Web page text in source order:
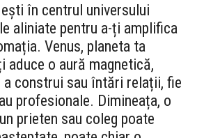
în centrul universului
aliniate pentru a-ți amplifica
Venus, planeta ta
aduce o aură magnetică,
a construi sau întări relații, fie
profesionale. Dimineața, o
prieten sau coleg poate